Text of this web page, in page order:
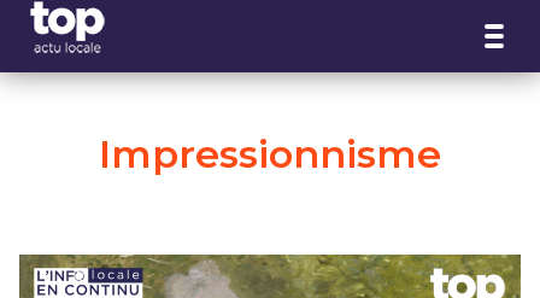
Impressionnisme
Panneau de gestion des cookies